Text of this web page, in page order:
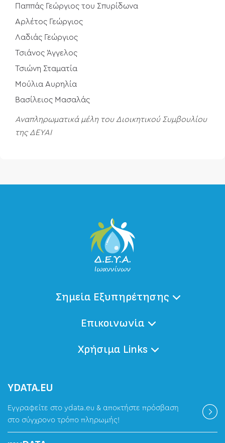
Παππάς Γεώργιος του Σπυρίδωνα
Αρλέτος Γεώργιος
Λαδιάς Γεώργιος
Τσιάνος Άγγελος
Τσιώνη Σταματία
Μούλια Αυρηλία
Βασίλειος Μασαλάς
Αναπληρωματικά μέλη του Διοικητικού Συμβουλίου
της ΔΕΥΑΙ
Σημεία Εξυπηρέτησης
Επικοινωνία
Χρήσιμα Links
ΥDATA.EU
Εγγραφείτε στο ydata.eu & αποκτήστε πρόσβαση
στο σύγχρονο τρόπο πληρωμής!